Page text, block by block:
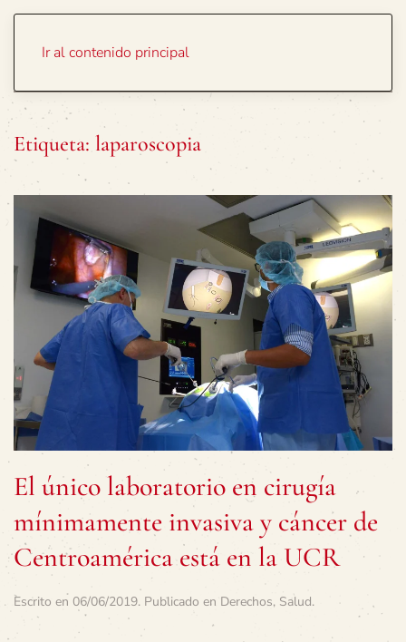
Ir al contenido principal
Etiqueta: laparoscopia
El único laboratorio en cirugía
mínimamente invasiva y cáncer de
Centroamérica está en la UCR
Escrito en 06/06/2019. Publicado en Derechos, Salud.